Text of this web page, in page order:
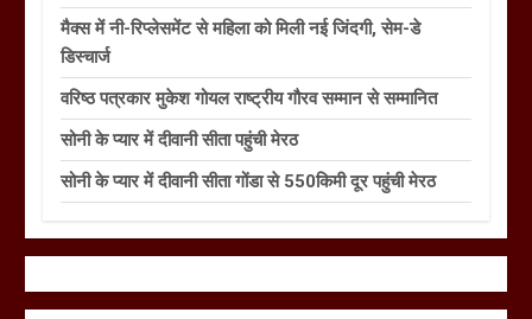
मैक्स में नी-रिप्लेसमेंट से महिला को मिली नई जिंदगी, सेम-डे
डिस्चार्ज
वरिष्ठ पत्रकार मुकेश गोयल राष्ट्रीय गौरव सम्मान से सम्मानित
सोनी के प्यार में दीवानी सीता पहुंची मेरठ
सोनी के प्यार में दीवानी सीता गोंडा से 550किमी दूर पहुंची मेरठ